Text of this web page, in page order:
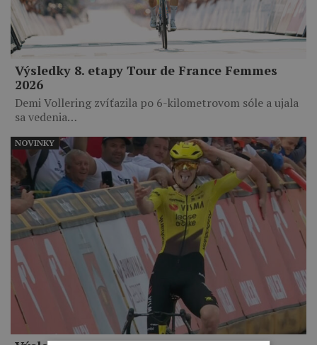
Výsledky 8. etapy Tour de France Femmes
2026
Demi Vollering zvíťazila po 6-kilometrovom sóle a ujala
sa vedenia…
NOVINKY